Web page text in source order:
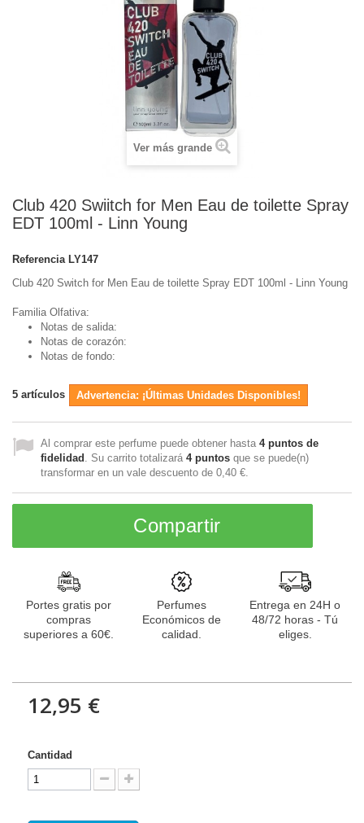
Ver más grande
Club 420 Swiitch for Men Eau de toilette Spray
EDT 100ml - Linn Young
Referencia LY147
Club 420 Switch for Men Eau de toilette Spray EDT 100ml - Linn Young
Familia Olfativa:
Notas de salida:
Notas de corazón:
Notas de fondo:
5 artículos Advertencia: ¡Últimas Unidades Disponibles!
Al comprar este perfume puede obtener hasta 4puntos de
fidelidad . Su carrito totalizará 4puntos que se puede(n)
transformar en un vale descuento de 0,40 €
Compartir
Portes gratis por
compras
superiores a 60€.
Perfumes
Económicos de
calidad.
Entrega en 24H o
48/72 horas - Tú
eliges.
12,95 €
Cantidad